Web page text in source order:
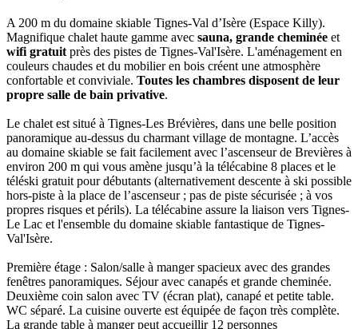
A 200 m du domaine skiable Tignes-Val d’Isère (Espace Killy).
Magnifique chalet haute gamme avec sauna, grande cheminée et
wifi gratuit près des pistes de Tignes-Val'Isère. L'aménagement en
couleurs chaudes et du mobilier en bois créent une atmosphère
confortable et conviviale. Toutes les chambres disposent de leur
propre salle de bain privative.
Le chalet est situé à Tignes-Les Brévières, dans une belle position
panoramique au-dessus du charmant village de montagne. L’accès
au domaine skiable se fait facilement avec l’ascenseur de Brevières à
environ 200 m qui vous amène jusqu’à la télécabine 8 places et le
téléski gratuit pour débutants (alternativement descente à ski possible
hors-piste à la place de l’ascenseur ; pas de piste sécurisée ; à vos
propres risques et périls). La télécabine assure la liaison vers Tignes-
Le Lac et l'ensemble du domaine skiable fantastique de Tignes-
Val'Isère.
Première étage : Salon/salle à manger spacieux avec des grandes
fenêtres panoramiques. Séjour avec canapés et grande cheminée.
Deuxième coin salon avec TV (écran plat), canapé et petite table.
WC séparé. La cuisine ouverte est équipée de façon très complète.
La grande table à manger peut accueillir 12 personnes